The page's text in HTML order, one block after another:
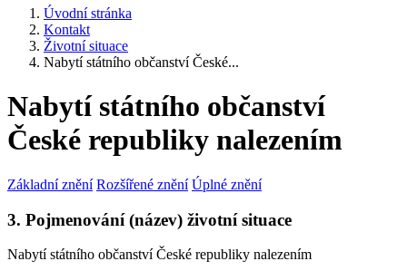
Úvodní stránka
Kontakt
Životní situace
Nabytí státního občanství České...
Nabytí státního občanství
České republiky nalezením
Základní znění Rozšířené znění Úplné znění
3. Pojmenování (název) životní situace
Nabytí státního občanství České republiky nalezením